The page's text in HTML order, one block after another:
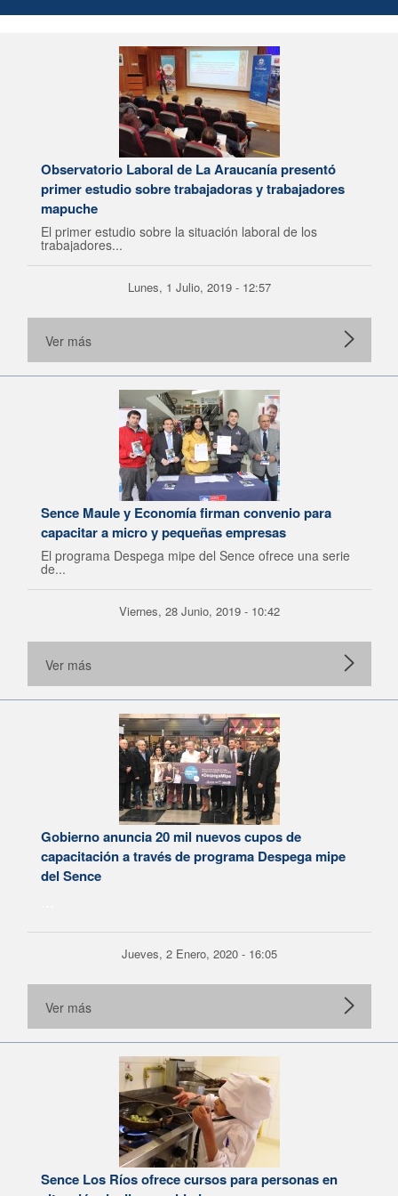
Observatorio Laboral de La Araucanía presentó
primer estudio sobre trabajadoras y trabajadores
mapuche
El primer estudio sobre la situación laboral de los
trabajadores...
Lunes, 1 Julio, 2019 - 12:57
Ver más
Sence Maule y Economía firman convenio para
capacitar a micro y pequeñas empresas
El programa Despega mipe del Sence ofrece una serie
de...
Viernes, 28 Junio, 2019 - 10:42
Ver más
Gobierno anuncia 20 mil nuevos cupos de
capacitación a través de programa Despega mipe
del Sence
Jueves, 2 Enero, 2020 - 16:05
Ver más
Sence Los Ríos ofrece cursos para personas en